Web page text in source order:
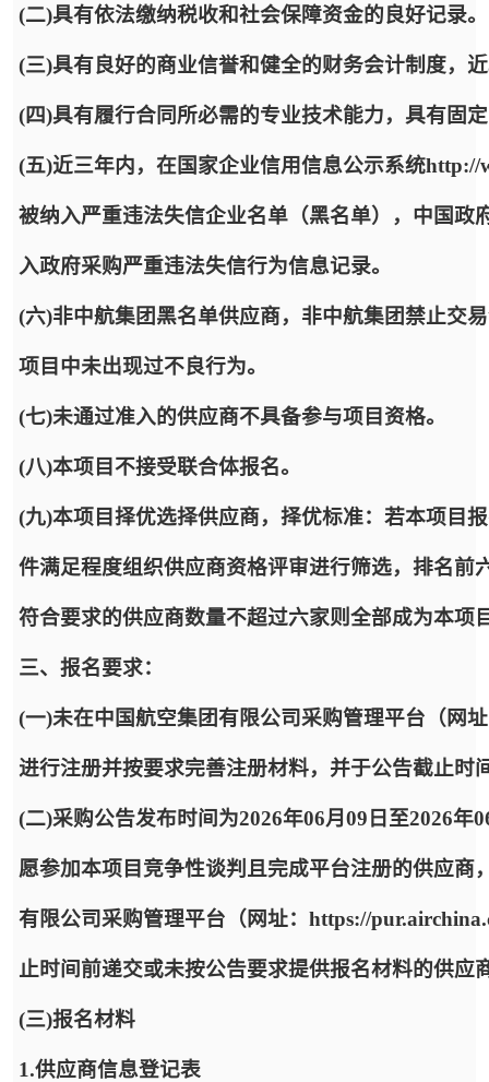
(二)具有依法缴纳税收和社会保障资金的良好记录。
(三)具有良好的商业信誉和健全的财务会计制度，
(四)具有履行合同所必需的专业技术能力，具有固
(五)近三年内，在国家企业信用信息公示系统
被纳入严重违法失信企业名单（黑名单），中国政
入政府采购严重违法失信行为信息记录。
(六)非中航集团黑名单供应商，非中航集团禁止交
项目中未出现过不良行为。
(七)未通过准入的供应商不具备参与项目资格。
(八)本项目不接受联合体报名。
(九)本项目择优选择供应商，择优标准：若本项目
件满足程度组织供应商资格评审进行筛选，排名
符合要求的供应商数量不超过六家则全部成为本项
三、报名要求：
(一)未在中国航空集团有限公司采购管理平台（网
进行注册并按要求完善注册材料，并于公告截止时
(二)采购公告发布时间为2026年06月09日至2026
愿参加本项目竞争性谈判且完成平台注册的供应
有限公司采购管理平台（网址：https://
止时间前递交或未按公告要求提供报名材料的供
(三)报名材料
1.供应商信息登记表